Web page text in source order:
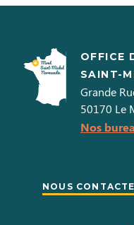
OFFICE
SAINT-
Grande
50170 Le
Nos
NOUS